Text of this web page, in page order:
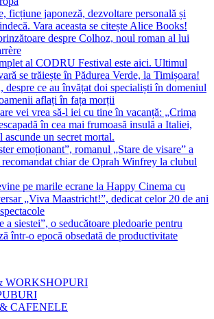
ficțiune japoneză, dezvoltare personală și
Vara aceasta se citește Alice Books!
despre Colhoz, noul roman al lui
al CODRU Festival este aici. Ultimul
se trăiește în Pădurea Verde, la Timișoara!
despre ce au învățat doi specialiști în domeniul
aflați în fața morții
vei vrea să-l iei cu tine în vacanță: „Crima
în cea mai frumoasă insulă a Italiei,
ascunde un secret mortal.
emoționant”, romanul „Stare de visare” a
recomandat chiar de Oprah Winfrey la clubul
pe marile ecrane la Happy Cinema cu
„Viva Maastricht!”, dedicat celor 20 de ani
a siestei”, o seducătoare pledoarie pentru
într-o epocă obsedată de productivitate
WORKSHOPURI
CAFENELE